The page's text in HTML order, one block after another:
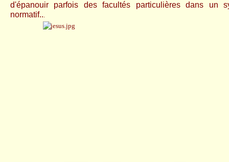
d'épanouir parfois des facultés particulières dans un
normatif...